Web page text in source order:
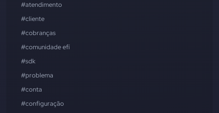
#atendimento
#cliente
#cobranças
#comunidade efí
#sdk
#problema
#conta
#configuração